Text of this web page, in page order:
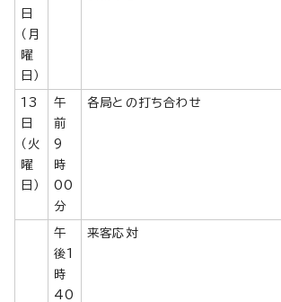
日
（月
曜
日）
13
日
（火
曜
日）
午
前
9
時
00
分
各局との打ち合わせ
午
後1
時
40
来客応対